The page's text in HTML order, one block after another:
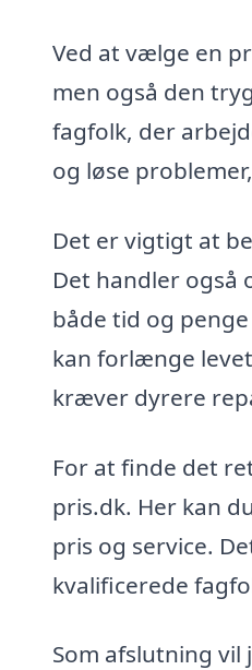
Ved at vælge en
men også den
fagfolk, der
og løse
Det er vigtigt at
Det handler også
både tid og
kan forlænge
kræver dyrere
For at finde det
pris.dk. Her kan
pris og service.
kvalificerede
Som afslutning